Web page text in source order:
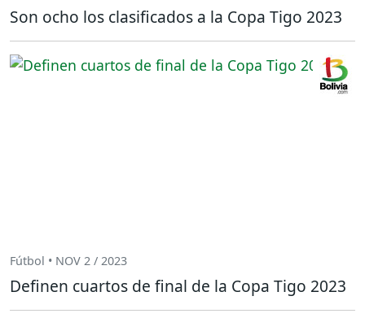
Son ocho los clasificados a la Copa Tigo 2023
Fútbol • NOV 2 / 2023
Definen cuartos de final de la Copa Tigo 2023